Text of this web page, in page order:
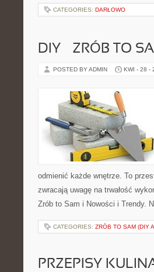
CATEGORIES: DARŁOWO
DIY – ZRÓB TO
POSTED BY ADMIN KWI - 28 -
odmienić każde wnętrze. To
zwracają uwagę na trwałość
Zrób to Sam i Nowości i Trendy.
CATEGORIES: ZRÓB TO SAM (DIY
PRZEPISY